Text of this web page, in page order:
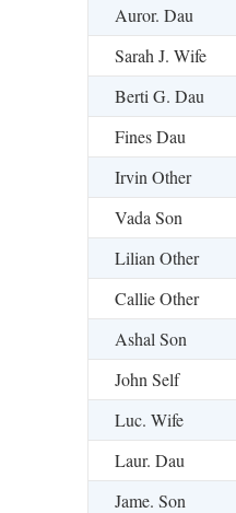
Auror. Dau
Sarah J. Wife
Berti G. Dau
Fines Dau
Irvin Other
Vada Son
Lilian Other
Callie Other
Ashal Son
John Self
Luc. Wife
Laur. Dau
Jame. Son